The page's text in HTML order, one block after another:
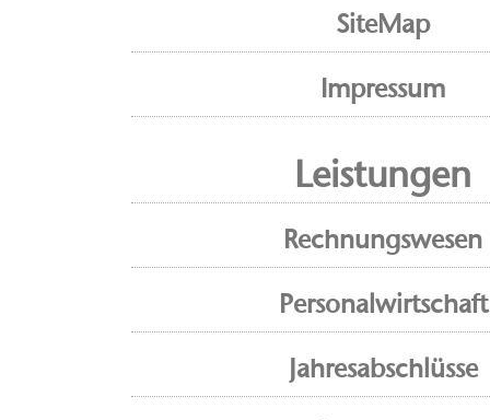
SiteMap
Impressum
Leistungen
Rechnungswesen
Personalwirtschaft
Jahresabschlüsse